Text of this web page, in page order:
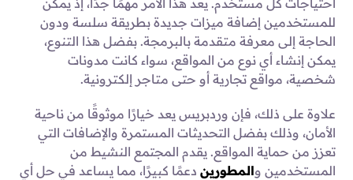
للمستخدمين إضافة ميزات جديدة بطريقة سلسة ودون
الحاجة إلى معرفة متقدمة بالبرمجة. بفضل هذا التنوع،
يمكن إنشاء أي نوع من المواقع، سواء كانت مدونات
شخصية، مواقع تجارية أو حتى متاجر إلكترونية.
علاوة على ذلك، فإن وردبريس يعد خيارًا موثوقًا من ناحية
الأمان، وذلك بفضل التحديثات المستمرة والإضافات التي
تعزز من حماية المواقع. يقدم المجتمع النشيط من
المستخدمين والمطورين دعمًا كبيرًا، مما يساعد في حل أي